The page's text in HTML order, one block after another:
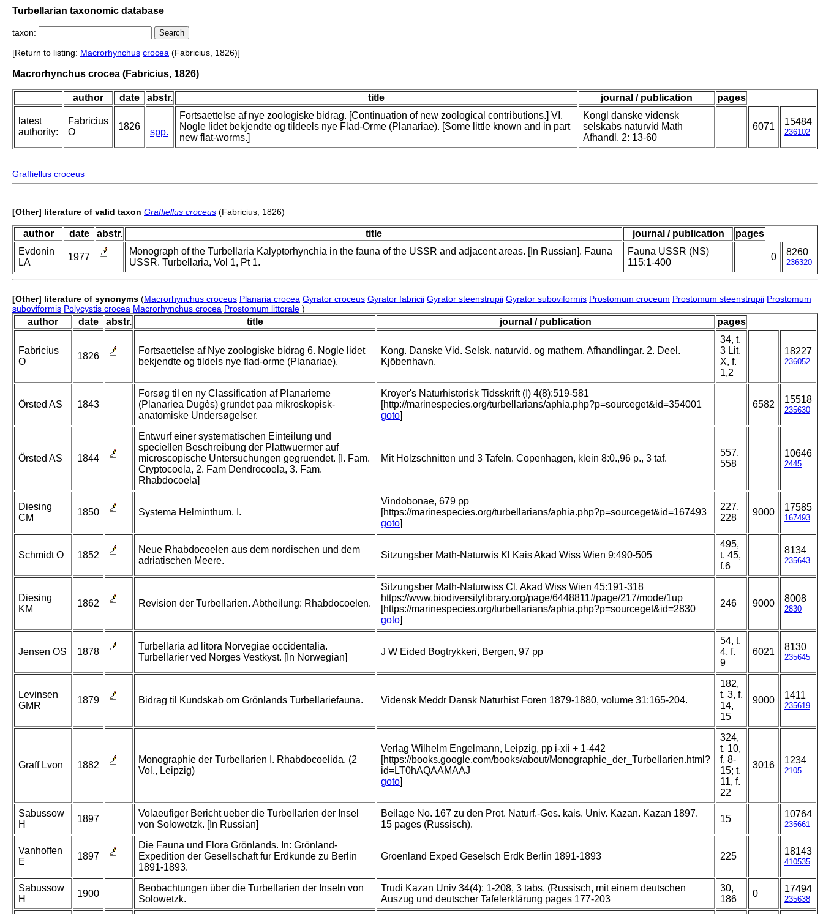
Turbellarian taxonomic database
taxon:
[Return to listing: Macrorhynchus crocea (Fabricius, 1826)]
Macrorhynchus crocea (Fabricius, 1826)
author date abstr. title journal / publication pages
latest
authority:
Fabricius
O
1826
spp.
Fortsaettelse af nye zoologiske bidrag. [Continuation of new zoological contributions.] VI.
Nogle lidet bekjendte og tildeels nye Flad-Orme (Planariae). [Some little known and in part
new flat-worms.]
Kongl danske vidensk
selskabs naturvid Math
Afhandl. 2: 13-60
6071 15484
236102
Graffiellus croceus
[Other] literature of valid taxon Graffiellus croceus (Fabricius, 1826)
author date abstr. title journal / publication
pages
Evdonin
LA
1977
Monograph of the Turbellaria Kalyptorhynchia in the fauna of the USSR and adjacent areas. [In Russian]. Fauna
USSR. Turbellaria, Vol 1, Pt 1.
Fauna USSR (NS)
115:1-400
0 8260
236320
[Other] literature of synonyms (Macrorhynchus croceus Planaria crocea Gyrator croceus Gyrator fabricii Gyrator steenstrupii Gyrator suboviformis Prostomum croceum Prostomum steenstrupii Prostomum
suboviformis Polycystis crocea Macrorhynchus crocea Prostomum littorale )
author date abstr. title journal / publication pages
Fabricius
O
1826
Fortsaettelse af Nye zoologiske bidrag 6. Nogle lidet
bekjendte og tildels nye flad-orme (Planariae).
Kong. Danske Vid. Selsk. naturvid. og mathem. Afhandlingar. 2. Deel.
Kjöbenhavn.
34, t.
3 Lit.
X, f.
1,2
18227
236052
Örsted AS 1843
Forsøg til en ny Classification af Planarierne
(Planariea Dugès) grundet paa mikroskopisk-
anatomiske Undersøgelser.
Kroyer's Naturhistorisk Tidsskrift (I) 4(8):519-581
[http://marinespecies.org/turbellarians/aphia.php?p=sourceget&id=354001
goto]
6582 15518
235630
Örsted AS 1844
Entwurf einer systematischen Einteilung und
speciellen Beschreibung der Plattwuermer auf
microscopische Untersuchungen gegruendet. [I. Fam.
Cryptocoela, 2. Fam Dendrocoela, 3. Fam.
Rhabdocoela]
Mit Holzschnitten und 3 Tafeln. Copenhagen, klein 8:0.,96 p., 3 taf.
557,
558
10646
2445
Diesing
CM
1850 Systema Helminthum. I.
Vindobonae, 679 pp
[https://marinespecies.org/turbellarians/aphia.php?p=sourceget&id=167493
goto]
227,
228
9000 17585
167493
Schmidt O 1852
Neue Rhabdocoelen aus dem nordischen und dem
adriatischen Meere.
Sitzungsber Math-Naturwis Kl Kais Akad Wiss Wien 9:490-505
495,
t. 45,
f.6
8134
235643
Diesing
KM
1862 Revision der Turbellarien. Abtheilung: Rhabdocoelen.
Sitzungsber Math-Naturwiss Cl. Akad Wiss Wien 45:191-318
https://www.biodiversitylibrary.org/page/6448811#page/217/mode/1up
[https://marinespecies.org/turbellarians/aphia.php?p=sourceget&id=2830
goto]
246 9000 8008
2830
Jensen OS 1878
Turbellaria ad litora Norvegiae occidentalia.
Turbellarier ved Norges Vestkyst. [In Norwegian]
J W Eided Bogtrykkeri, Bergen, 97 pp
54, t.
4, f.
9
6021 8130
235645
Levinsen
GMR
1879 Bidrag til Kundskab om Grönlands Turbellariefauna. Vidensk Meddr Dansk Naturhist Foren 1879-1880, volume 31:165-204.
182,
t. 3, f.
14,
15
9000 1411
235619
Graff Lvon 1882
Monographie der Turbellarien I. Rhabdocoelida. (2
Vol., Leipzig)
Verlag Wilhelm Engelmann, Leipzig, pp i-xii + 1-442
[https://books.google.com/books/about/Monographie_der_Turbellarien.html?
id=LT0hAQAAMAAJ
goto]
324,
t. 10,
f. 8-
15; t.
11, f.
22
3016 1234
2105
Sabussow
H
1897
Volaeufiger Bericht ueber die Turbellarien der Insel
von Solowetzk. [In Russian]
Beilage No. 167 zu den Prot. Naturf.-Ges. kais. Univ. Kazan. Kazan 1897.
15 pages (Russisch).
15 10764
235661
Vanhoffen
E
1897
Die Fauna und Flora Grönlands. In: Grönland-
Expedition der Gesellschaft fur Erdkunde zu Berlin
1891-1893.
Groenland Exped Geselsch Erdk Berlin 1891-1893 225 18143
410535
Sabussow
H
1900
Beobachtungen über die Turbellarien der Inseln von
Solowetzk.
Trudi Kazan Univ 34(4): 1-208, 3 tabs. (Russisch, mit einem deutschen
Auszug und deutscher Tafelerklärung pages 177-203
30,
186
0 17494
235638